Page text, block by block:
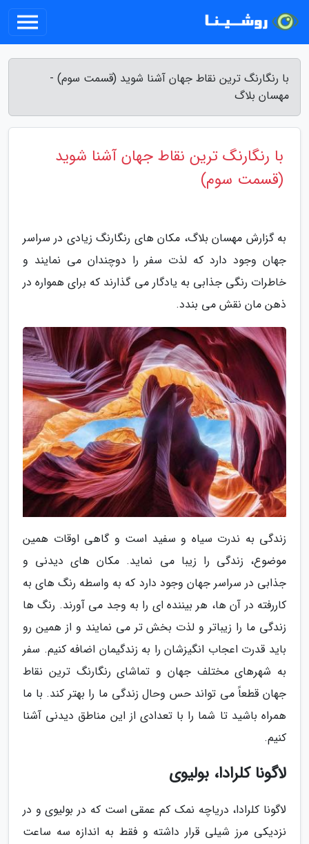
با رنگارنگ ترین نقاط جهان آشنا شوید (قسمت سوم) -
مهسان بلاگ
با رنگارنگ ترین نقاط جهان آشنا شوید
(قسمت سوم)
به گزارش مهسان بلاگ، مکان های رنگارنگ زیادی در سراسر
جهان وجود دارد که لذت سفر را دوچندان می نمایند و
خاطرات رنگی جذابی به یادگار می گذارند که برای همواره در
ذهن مان نقش می بندد.
زندگی به ندرت سیاه و سفید است و گاهی اوقات همین
موضوع، زندگی را زیبا می نماید. مکان های دیدنی و
جذابی در سراسر جهان وجود دارد که به واسطه رنگ های به
کاررفته در آن ها، هر بیننده ای را به وجد می آورند. رنگ ها
زندگی ما را زیباتر و لذت بخش تر می نمایند و از همین رو
باید قدرت اعجاب انگیزشان را به زندگیمان اضافه کنیم. سفر
به شهرهای مختلف جهان و تماشای رنگارنگ ترین نقاط
جهان قطعاً می تواند حس وحال زندگی ما را بهتر کند. با ما
همراه باشید تا شما را با تعدادی از این مناطق دیدنی آشنا
کنیم.
لاگونا کلرادا، بولیوی
لاگونا کلرادا، دریاچه نمک کم عمقی است که در بولیوی و در
نزدیکی مرز شیلی قرار داشته و فقط به اندازه سه ساعت